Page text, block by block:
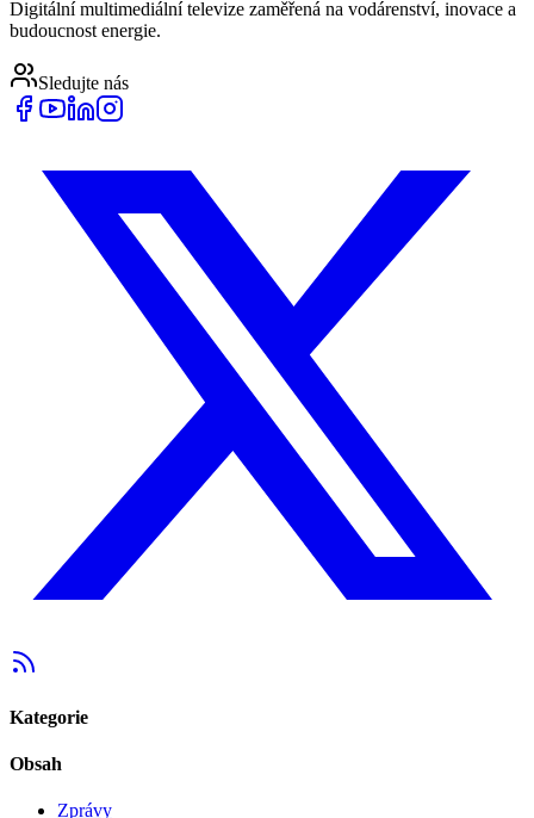
Digitální multimediální televize zaměřená na vodárenství, inovace a
budoucnost energie.
Sledujte nás
Kategorie
Obsah
Zprávy